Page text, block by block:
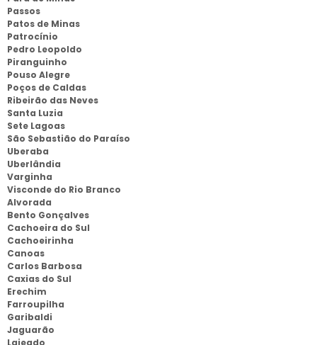
Passos
Patos de Minas
Patrocínio
Pedro Leopoldo
Piranguinho
Pouso Alegre
Poços de Caldas
Ribeirão das Neves
Santa Luzia
Sete Lagoas
São Sebastião do Paraíso
Uberaba
Uberlândia
Varginha
Visconde do Rio Branco
Alvorada
Bento Gonçalves
Cachoeira do Sul
Cachoeirinha
Canoas
Carlos Barbosa
Caxias do Sul
Erechim
Farroupilha
Garibaldi
Jaguarão
Lajeado